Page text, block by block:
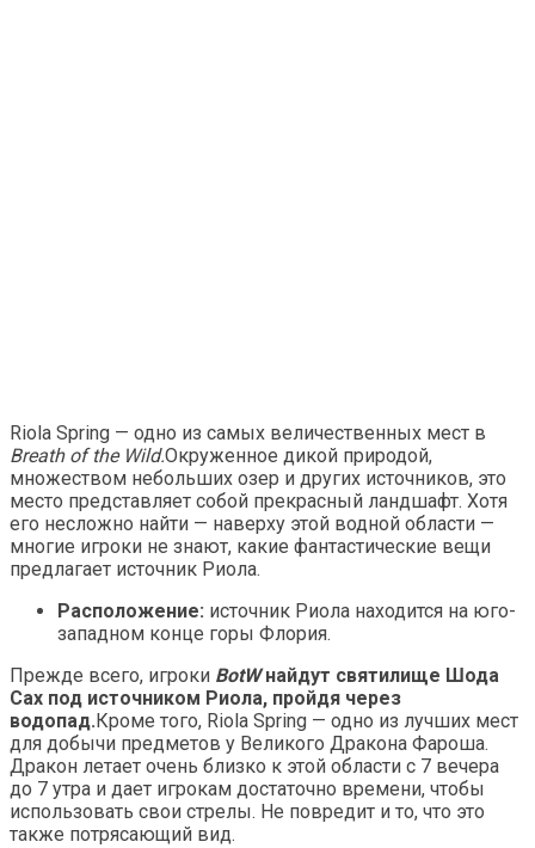
Riola Spring — одно из самых величественных мест в
Breath of the Wild.Окруженное дикой природой,
множеством небольших озер и других источников, это
место представляет собой прекрасный ландшафт. Хотя
его несложно найти — наверху этой водной области —
многие игроки не знают, какие фантастические вещи
предлагает источник Риола.
Расположение: источник Риола находится на юго-
западном конце горы Флория.
Прежде всего, игроки BotWнайдут святилище Шода
Сах под источником Риола, пройдя через
водопад.Кроме того, Riola Spring — одно из лучших мест
для добычи предметов у Великого Дракона Фароша.
Дракон летает очень близко к этой области с 7 вечера
до 7 утра и дает игрокам достаточно времени, чтобы
использовать свои стрелы. Не повредит и то, что это
также потрясающий вид.